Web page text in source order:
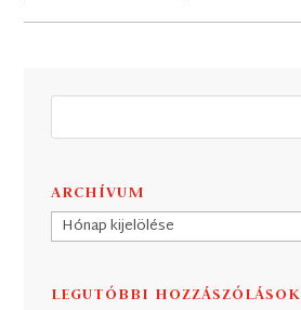
ARCHÍVUM
Archívum
LEGUTÓBBI HOZZÁSZÓLÁSOK